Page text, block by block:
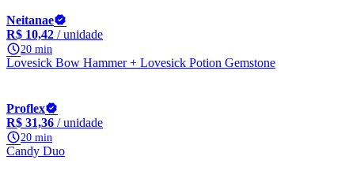
Neitanae
R$ 10,42 / unidade
20 min
Lovesick Bow Hammer + Lovesick Potion Gemstone
Proflex
R$ 31,36 / unidade
20 min
Candy Duo